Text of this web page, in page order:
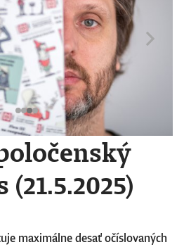
maximálne desať očíslovaných